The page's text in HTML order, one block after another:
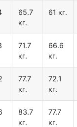
65.7
кг.
61 кг.
71.7
кг.
66.6
кг.
77.7
кг.
72.1
кг.
83.7
кг.
77.7
кг.